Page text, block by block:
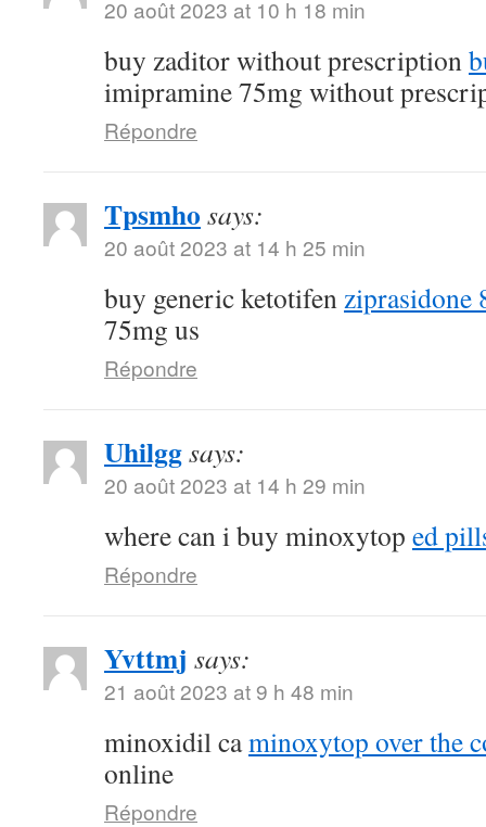
20 août 2023 at 10 h 18 min
buy zaditor without prescription
imipramine 75mg without
Répondre
Tpsmho says:
20 août 2023 at 14 h 25 min
buy generic ketotifenziprasidone
75mg us
Répondre
Uhilggsays:
20 août 2023 at 14 h 29 min
where can i buy minoxytop ed
Répondre
Yvttmj says:
21 août 2023 at 9 h 48 min
minoxidil caminoxytop over the
online
Répondre